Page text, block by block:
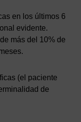
en los últimos 6
evidente.
más del 10% de
(el paciente
de